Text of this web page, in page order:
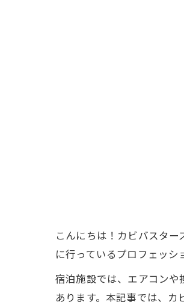
こんにちは！カビバスタ
に行っているプロフェッシ
宿泊施設では、エアコン
あります。本記事では、カ